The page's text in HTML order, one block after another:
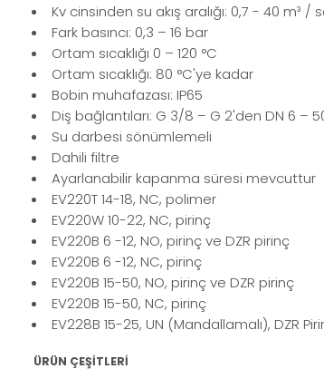
Kv cinsinden su akış aralığı: 0,7 - 40 m³ /
Fark basıncı: 0,3 – 16 bar
Ortam sıcaklığı 0 – 120 °C
Ortam sıcaklığı: 80 °C'ye kadar
Bobin muhafazası: IP65
Diş bağlantıları: G 3/8 – G 2'den DN 6 –
Su darbesi sönümlemeli
Dahili filtre
Ayarlanabilir kapanma süresi mevcuttur
EV220T 14-18, NC, polimer
EV220W 10-22, NC, pirinç
EV220B 6 -12, NO, pirinç ve DZR pirinç
EV220B 6 -12, NC, pirinç
EV220B 15-50, NO, pirinç ve DZR pirinç
EV220B 15-50, NC, pirinç
EV228B 15-25, UN (Mandallamalı), DZR
ÜRÜN ÇEŞİTLERİ